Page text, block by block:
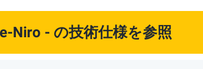
Niro - の技術仕様を参照